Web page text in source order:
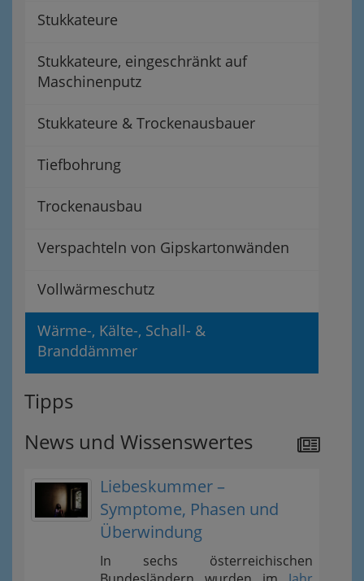
Stukkateure
Stukkateure, eingeschränkt auf
Maschinenputz
Stukkateure & Trockenausbauer
Tiefbohrung
Trockenausbau
Verspachteln von Gipskartonwänden
Vollwärmeschutz
Wärme-, Kälte-, Schall- &
Branddämmer
Tipps
News und Wissenswertes
Liebeskummer –
Symptome, Phasen und
Überwindung
In sechs österreichischen